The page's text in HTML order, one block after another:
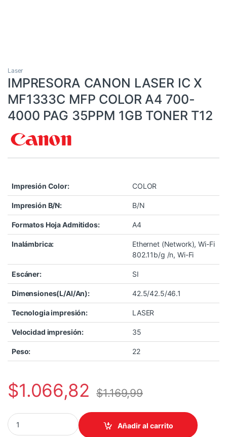
Laser
IMPRESORA CANON LASER IC X
MF1333C MFP COLOR A4 700-
4000 PAG 35PPM 1GB TONER T12
Impresión Color: COLOR
Impresión B/N: B/N
Formatos Hoja Admitidos: A4
Inalámbrica:
Ethernet (Network), Wi-Fi
802.11b/g /n, Wi-Fi
Escáner: SI
Dimensiones(L/Al/An): 42.5/42.5/46.1
Tecnologia impresión: LASER
Velocidad impresión: 35
Peso: 22
$1.066,82 $1.169,99
IMPRESORA CANON LASER IC X MF1333C MFP COLOR A4
Añadir al carrito